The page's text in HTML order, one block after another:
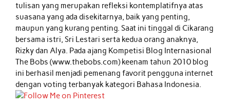
tulisan yang merupakan refleksi kontemplatifnya atas
suasana yang ada disekitarnya, baik yang penting,
maupun yang kurang penting. Saat ini tinggal di Cikarang
bersama istri, Sri Lestari serta kedua orang anaknya,
Rizky dan Alya. Pada ajang Kompetisi Blog Internasional
The Bobs (www.thebobs.com) keenam tahun 2010 blog
ini berhasil menjadi pemenang favorit pengguna internet
dengan voting terbanyak kategori Bahasa Indonesia.